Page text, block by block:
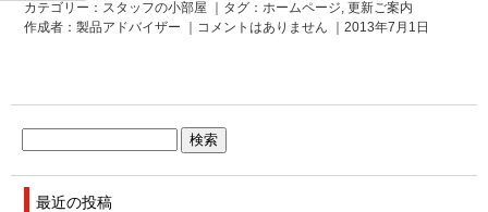
カテゴリー： スタッフの小部屋 ｜タグ： ホームページ 更新ご案内
作成者：製品アドバイザー ｜ コメントはありません ｜2013年7月1日
最近の投稿